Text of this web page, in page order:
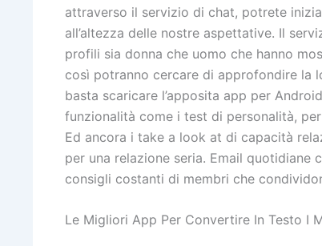
attraverso il servizio di chat, potrete
all’altezza delle nostre aspettative. Il
profili sia donna che uomo che hanno
così potranno cercare di approfondire la
basta scaricare l’apposita app per
funzionalità come i test di personalità,
Ed ancora i take a look at di capacità
per una relazione seria. Email quotidiane
consigli costanti di membri che
Le Migliori App Per Convertire In Testo I